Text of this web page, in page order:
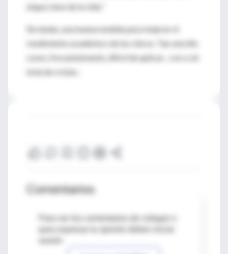
etapa clave de la vida."
Sin dudas, una buena medida para mejorar el
rendimiento académico de los chicos. Tan sencillo
como, frecuentemente, difícil de aplicar... con o sin
bola de cristal...
Comentarios
Para ver los comentarios de colegas o